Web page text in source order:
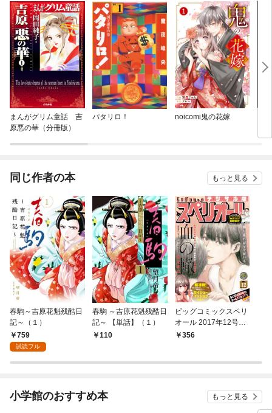
まんがグリム童話 吉
原悪の華（分冊版）
パタリロ！ noicomi鬼の花嫁
同じ作者の本 もっと見る
春駒～吉原花魁残酷日
記～（１）
759
試読フル
春駒 ～吉原花魁残酷日
記～ 【単話】（１）
110
ビッグコミックスペリ
オール 2017年12号
（2017年5月26日発
356
小学館のおすすめ本 もっと見る